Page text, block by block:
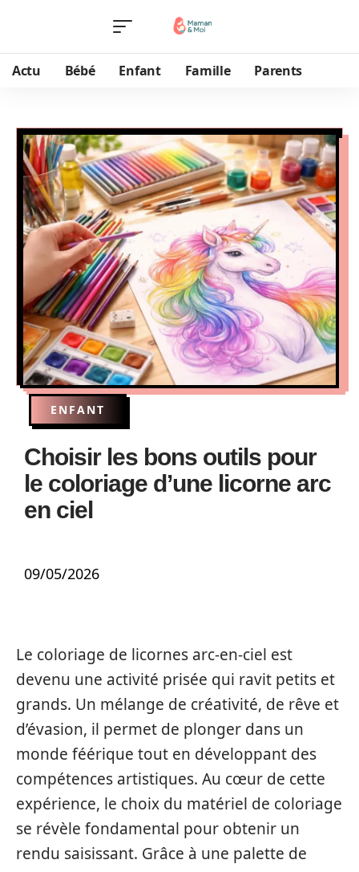
Actu Bébé Enfant Famille Parents
ENFANT
Choisir les bons outils pour
le coloriage d’une licorne arc
en ciel
09/05/2026
Le coloriage de licornes arc-en-ciel est
devenu une activité prisée qui ravit petits et
grands. Un mélange de créativité, de rêve et
d’évasion, il permet de plonger dans un
monde féérique tout en développant des
compétences artistiques. Au cœur de cette
expérience, le choix du matériel de coloriage
se révèle fondamental pour obtenir un
rendu saisissant. Grâce à une palette de